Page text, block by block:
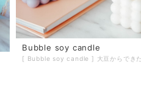
Bubble soy candle